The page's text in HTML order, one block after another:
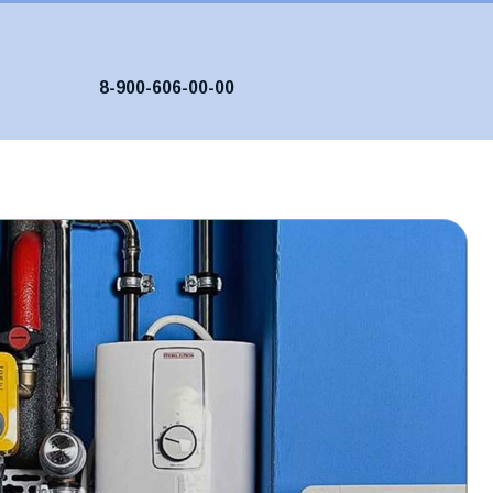
606-00-00